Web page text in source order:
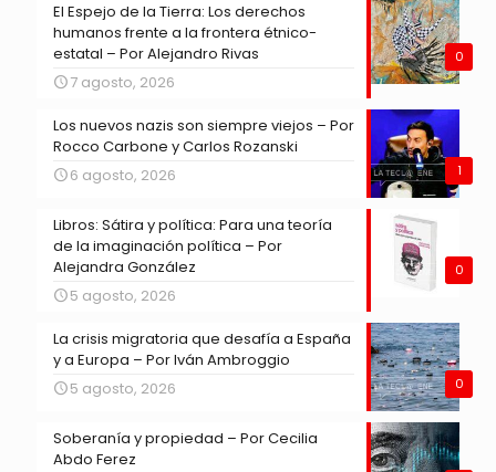
0
El Espejo de la Tierra: Los derechos
humanos frente a la frontera étnico-
estatal – Por Alejandro Rivas
7 agosto, 2026
1
Los nuevos nazis son siempre viejos – Por
Rocco Carbone y Carlos Rozanski
6 agosto, 2026
0
Libros: Sátira y política: Para una teoría
de la imaginación política – Por
Alejandra González
5 agosto, 2026
0
La crisis migratoria que desafía a España
y a Europa – Por Iván Ambroggio
5 agosto, 2026
Soberanía y propiedad – Por Cecilia
Abdo Ferez